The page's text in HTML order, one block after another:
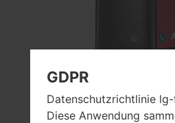
LG H811
GDPR
Datenschutzrichtlinie
Diese Anwendung